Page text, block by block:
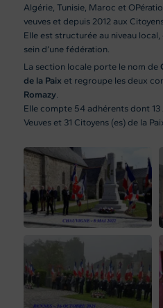
Algérie, Tunisie, Maroc et
veuves et depuis 2012 aux
Elle est structurée au niveau
sein d’une fédération.
La section locale porte le nom de
de la Paix et regroupe les deux
Romazy.
Elle compte 54 adhérents dont
Veuves et 31 Citoyens (es) de la